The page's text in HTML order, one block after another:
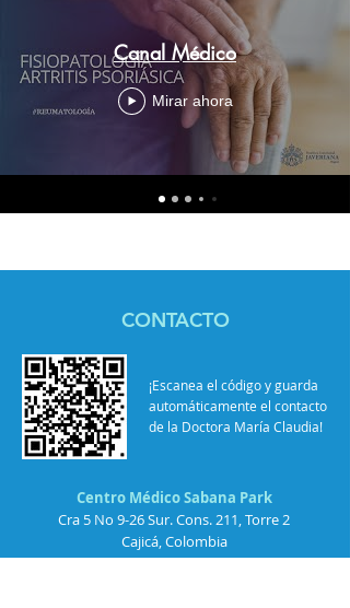
Canal Médico
Mirar ahora
CONTACTO
¡Escanea el código y guarda
automáticamente el contacto
de la Doctora María Claudia!
Centro Médico Sabana Park
Cra 5 No 9-26 Sur. Cons. 211, Torre 2
Cajicá, Colombia
Tel: 60(1) 8665747/ Cel: (+57)314 493 9242